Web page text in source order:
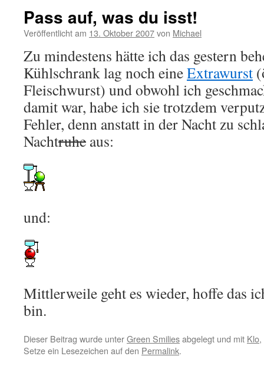
Pass auf, was du isst!
Veröffentlicht am 13. Oktober 2007von Michael
Zu mindestens hätte ich das gestern
Kühlschrank lag noch eineExtrawurst
Fleischwurst) und obwohl ich
damit war, habe ich sie trotzdem
Fehler, denn anstatt in der Nacht zu
Nachtruhe aus:
und:
Mittlerweile geht es wieder, hoffe das
bin.
Dieser Beitrag wurde unterGreen Smiliesabgelegt und mit Klo,
Setze ein Lesezeichen auf den Permalink.